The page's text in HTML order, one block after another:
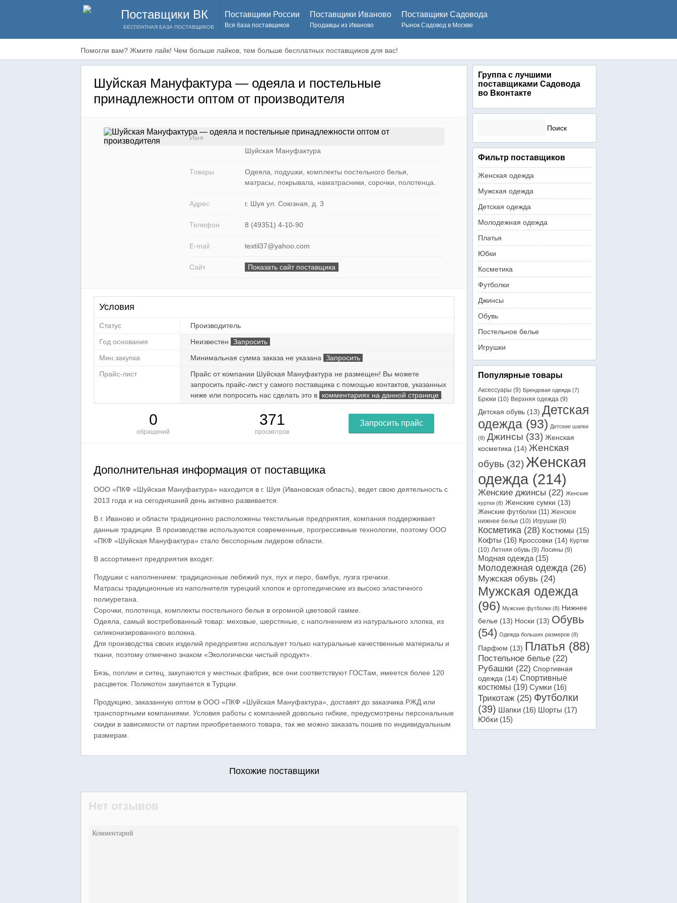
Поставщики ВК
БЕСПЛАТНАЯ БАЗА ПОСТАВЩИКОВ
Поставщики России
Вся база поставщиков
Поставщики Иваново
Продавцы из Иваново
Поставщики Садовода
Рынок Садовод в Москве
Помогли вам? Жмите лайк! Чем больше лайков, тем больше бесплатных поставщиков для вас!
Шуйская Мануфактура — одеяла и постельные
принадлежности оптом от производителя
Имя
Шуйская Мануфактура
Товары
Одеяла, подушки, комплекты постельного белья,
матрасы, покрывала, наматрасники, сорочки, полотенца.
Адрес г. Шуя ул. Союзная, д. 3
Телефон 8 (49351) 4-10-90
E-mail textil37@yahoo.com
Сайт Показать сайт поставщика
Условия
Статус
Производитель
Год основания
Неизвестен
Запросить
Мин.закупка
Минимальная сумма заказа не указана
Запросить
Прайс-лист
Прайс от компании Шуйская Мануфактура не размещен! Вы можете
запросить прайс-лист у самого поставщика с помощью контактов, указанных
ниже или попросить нас сделать это в
комментариях на данной странице
0
обращений
371
просмотров
Запросить прайс
Дополнительная информация от поставщика
ООО «ПКФ «Шуйская Мануфактура» находится в г. Шуя (Ивановская область), ведет свою деятельность с
2013 года и на сегодняшний день активно развивается.
В г. Иваново и области традиционно расположены текстильные предприятия, компания поддерживает
данные традиции. В производстве используются современные, прогрессивные технологии, поэтому ООО
«ПКФ «Шуйская Мануфактура» стало бесспорным лидером области.
В ассортимент предприятия входят:
Подушки с наполнением: традиционные лебяжий пух, пух и перо, бамбук, лузга гречихи.
Матрасы традиционные из наполнителя турецкий хлопок и ортопедические из высоко эластичного
полиуретана.
Сорочки, полотенца, комплекты постельного белья в огромной цветовой гамме.
Одеяла, самый востребованный товар: меховые, шерстяные, с наполнением из натурального хлопка, из
силиконизированного волокна.
Для производства своих изделий предприятие использует только натуральные качественные материалы и
ткани, поэтому отмечено знаком «Экологически чистый продукт».
Бязь, поплин и ситец, закупаются у местных фабрик, все они соответствуют ГОСТам, имеется более 120
расцветок. Поликотон закупается в Турции.
Продукцию, заказанную оптом в ООО «ПКФ «Шуйская Мануфактура», доставят до заказчика РЖД или
транспортными компаниями. Условия работы с компанией довольно гибкие, предусмотрены персональные
скидки в зависимости от партии приобретаемого товара, так же можно заказать пошив по индивидуальным
размерам.
Похожие поставщики
Нет отзывов
Группа с лучшими
поставщиками Садовода
во Вконтакте
Фильтр поставщиков
Женская одежда
Мужская одежда
Детская одежда
Молодежная одежда
Платья
Юбки
Косметика
Футболки
Джинсы
Обувь
Постельное белье
Игрушки
Популярные товары
Аксессуары (9) Брендовая одежда (7)
Брюки (10) Верхняя одежда (9)
Детская обувь (13) Детская
одежда (93) Детские шапки
(8) Джинсы (33) Женская
косметика (14) Женская
обувь (32) Женская
одежда (214)
Женские джинсы (22) Женские
куртки (8) Женские сумки (13)
Женские футболки (11) Женское
нижнее белье (10) Игрушки (9)
Косметика (28) Костюмы (15)
Кофты (16) Кроссовки (14) Куртки
(10) Летняя обувь (9) Лосины (9)
Модная одежда (15)
Молодежная одежда (26)
Мужская обувь (24)
Мужская одежда
(96) Мужские футболки (8) Нижнее
белье (13) Носки (13) Обувь
(54) Одежда больших размеров (8)
Парфюм (13) Платья (88)
Постельное белье (22)
Рубашки (22) Спортивная
одежда (14) Спортивные
костюмы (19) Сумки (16)
Трикотаж (25) Футболки
(39) Шапки (16) Шорты (17)
Юбки (15)